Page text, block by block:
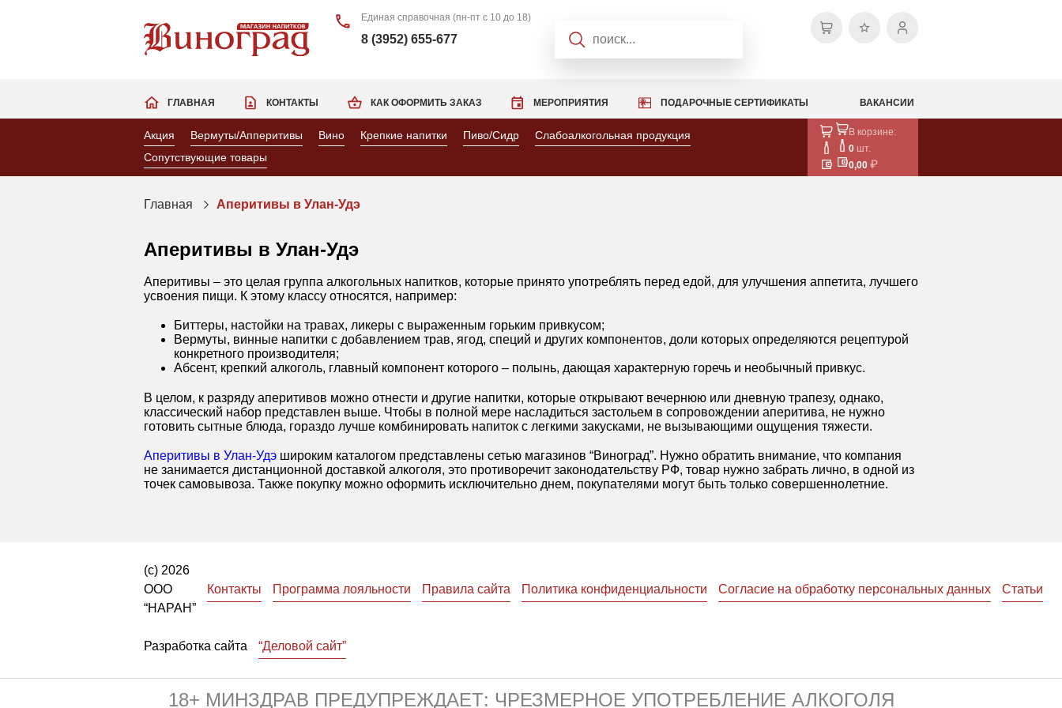
Единая справочная (пн-пт с 10 до 18)
8 (3952) 655-677
КАК ОФОРМИТЬ ЗАКАЗ МЕРОПРИЯТИЯ ПОДАРОЧНЫЕ СЕРТИФИКАТЫ ВАКАНСИИ
ГЛАВНАЯ КОНТАКТЫ
Акция Вермуты/Апперитивы Вино Крепкие напитки Пиво/Сидр
Слабоалкогольная продукция
Сопутствующие товары
В корзине:
0 шт.
0,00
Главная Аперитивы в Улан-Удэ
Аперитивы в Улан-Удэ
Аперитивы – это целая группа алкогольных напитков, которые принято употреблять перед едой, для улучшения аппетита, лучшего
усвоения пищи. К этому классу относятся, например:
Биттеры, настойки на травах, ликеры с выраженным горьким привкусом;
Вермуты, винные напитки с добавлением трав, ягод, специй и других компонентов, доли которых определяются рецептурой
конкретного производителя;
Абсент, крепкий алкоголь, главный компонент которого – полынь, дающая характерную горечь и необычный привкус.
В целом, к разряду аперитивов можно отнести и другие напитки, которые открывают вечернюю или дневную трапезу, однако,
классический набор представлен выше. Чтобы в полной мере насладиться застольем в сопровождении аперитива, не нужно
готовить сытные блюда, гораздо лучше комбинировать напиток с легкими закусками, не вызывающими ощущения тяжести.
Аперитивы в Улан-Удэ широким каталогом представлены сетью магазинов “Виноград”. Нужно обратить внимание, что компания
не занимается дистанционной доставкой алкоголя, это противоречит законодательству РФ, товар нужно забрать лично, в одной из
точек самовывоза. Также покупку можно оформить исключительно днем, покупателями могут быть только совершеннолетние.
(с) 2026
ООО
“НАРАН”
Контакты Программа лояльности Правила сайта Политика конфиденциальности Согласие на обработку персональных данных Статьи
Разработка сайта “Деловой сайт”
18+ МИНЗДРАВ ПРЕДУПРЕЖДАЕТ: ЧРЕЗМЕРНОЕ УПОТРЕБЛЕНИЕ АЛКОГОЛЯ